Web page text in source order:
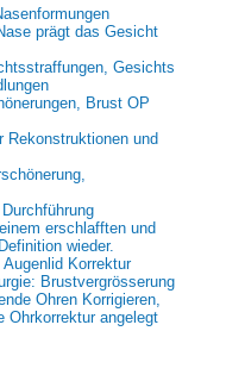
prägt das Gesicht
Gesichts
Brust OP
Rekonstruktionen und
erschlafften und
wieder.
Korrektur
Brustvergrösserung
Ohren Korrigieren,
Ohrkorrektur angelegt